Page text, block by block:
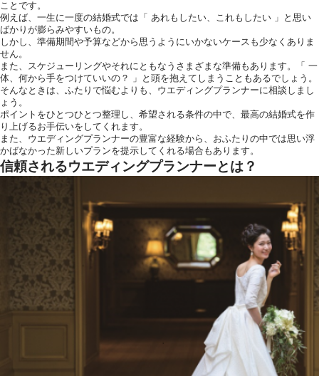
運営会社情報
ことです。
例えば、一生に一度の結婚式では「 あれもしたい、これもしたい 」と思い
ばかりが膨らみやすいもの。
しかし、準備期間や予算などから思うようにいかないケースも少なくありま
せん。
また、スケジューリングやそれにともなうさまざまな準備もあります。「 一
体、何から手をつけていいの？ 」と頭を抱えてしまうこともあるでしょう。
そんなときは、ふたりで悩むよりも、ウエディングプランナーに相談しまし
ょう。
ポイントをひとつひとつ整理し、希望される条件の中で、最高の結婚式を作
り上げるお手伝いをしてくれます。
また、ウエディングプランナーの豊富な経験から、おふたりの中では思い浮
かばなかった新しいプランを提示してくれる場合もあります。
信頼されるウエディングプランナーとは？